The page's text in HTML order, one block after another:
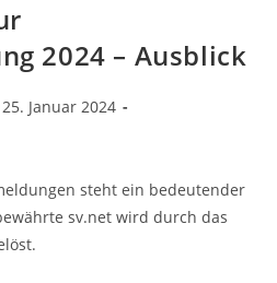
2024 – Ausblick
25. Januar 2024
steht ein bedeutender
sv.net wird durch das